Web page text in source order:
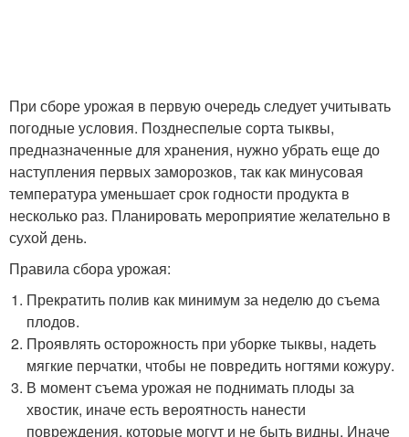
При сборе урожая в первую очередь следует учитывать
погодные условия. Позднеспелые сорта тыквы,
предназначенные для хранения, нужно убрать еще до
наступления первых заморозков, так как минусовая
температура уменьшает срок годности продукта в
несколько раз. Планировать мероприятие желательно в
сухой день.
Правила сбора урожая:
Прекратить полив как минимум за неделю до съема
плодов.
Проявлять осторожность при уборке тыквы, надеть
мягкие перчатки, чтобы не повредить ногтями кожуру.
В момент съема урожая не поднимать плоды за
хвостик, иначе есть вероятность нанести
повреждения, которые могут и не быть видны. Иначе